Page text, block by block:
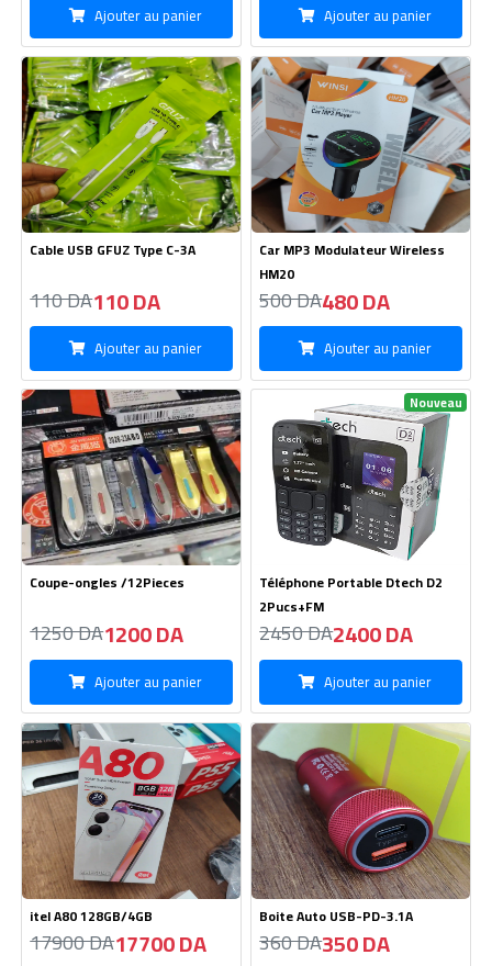
Ajouter au panier Ajouter au panier
Cable USB GFUZ Type C-3A
110 DA110 DA
Ajouter au panier
Car MP3 Modulateur Wireless
HM20
500 DA480 DA
Ajouter au panier
Coupe-ongles /12Pieces
1250 DA1200 DA
Ajouter au panier
Nouveau
Téléphone Portable Dtech D2
2Pucs+FM
2450 DA2400 DA
Ajouter au panier
itel A80 128GB/4GB
17900 DA17700 DA
Boite Auto USB-PD-3.1A
360 DA350 DA